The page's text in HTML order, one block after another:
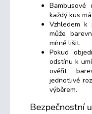
každý kus
Vzhledem k
může
mírně lišit.
Pokud
odstínu k
ověřit
jednotlivé
výběrem.
Bezpečnostní